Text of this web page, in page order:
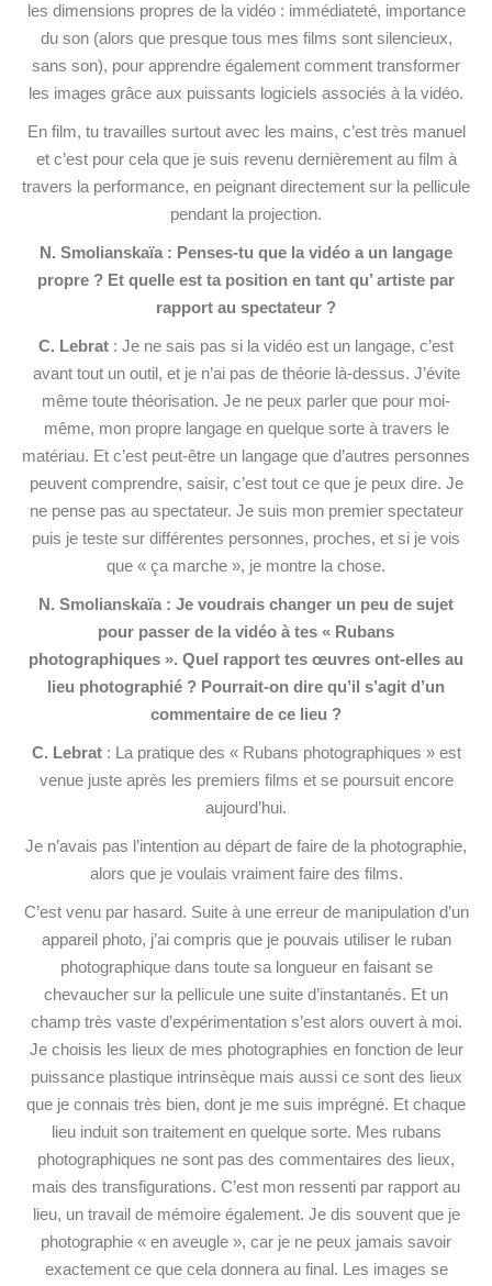
les dimensions propres de la vidéo : immédiateté, importance
du son (alors que presque tous mes films sont silencieux,
sans son), pour apprendre également comment transformer
les images grâce aux puissants logiciels associés à la vidéo.
En film, tu travailles surtout avec les mains, c’est très manuel
et c’est pour cela que je suis revenu dernièrement au film à
travers la performance, en peignant directement sur la pellicule
pendant la projection.
N. Smolianskaïa : Penses-tu que la vidéo a un langage
propre ? Et quelle est ta position en tant qu’ artiste par
rapport au spectateur ?
C. Lebrat : Je ne sais pas si la vidéo est un langage, c’est
avant tout un outil, et je n’ai pas de théorie là-dessus. J’évite
même toute théorisation. Je ne peux parler que pour moi-
même, mon propre langage en quelque sorte à travers le
matériau. Et c’est peut-être un langage que d’autres personnes
peuvent comprendre, saisir, c’est tout ce que je peux dire. Je
ne pense pas au spectateur. Je suis mon premier spectateur
puis je teste sur différentes personnes, proches, et si je vois
que « ça marche », je montre la chose.
N. Smolianskaïa : Je voudrais changer un peu de sujet
pour passer de la vidéo à tes « Rubans
photographiques ». Quel rapport tes œuvres ont-elles au
lieu photographié ? Pourrait-on dire qu’il s’agit d’un
commentaire de ce lieu ?
C. Lebrat: La pratique des « Rubans photographiques » est
venue juste après les premiers films et se poursuit encore
aujourd’hui.
Je n’avais pas l’intention au départ de faire de la photographie,
alors que je voulais vraiment faire des films.
C’est venu par hasard. Suite à une erreur de manipulation d’un
appareil photo, j’ai compris que je pouvais utiliser le ruban
photographique dans toute sa longueur en faisant se
chevaucher sur la pellicule une suite d’instantanés. Et un
champ très vaste d’expérimentation s’est alors ouvert à moi.
Je choisis les lieux de mes photographies en fonction de leur
puissance plastique intrinsèque mais aussi ce sont des lieux
que je connais très bien, dont je me suis imprégné. Et chaque
lieu induit son traitement en quelque sorte. Mes rubans
photographiques ne sont pas des commentaires des lieux,
mais des transfigurations. C’est mon ressenti par rapport au
lieu, un travail de mémoire également. Je dis souvent que je
photographie « en aveugle », car je ne peux jamais savoir
exactement ce quecela donnera au final. Les images se